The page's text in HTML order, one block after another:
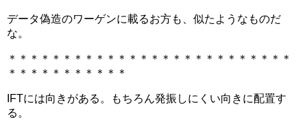
データ偽造のワーゲンに載るお方も、似たようなものだ
な。
＊＊＊＊＊＊＊＊＊＊＊＊＊＊＊＊＊＊＊＊＊＊＊＊＊＊
＊＊＊＊＊＊＊＊＊＊＊
IFTには向きがある。もちろん発振しにくい向きに配置す
る。